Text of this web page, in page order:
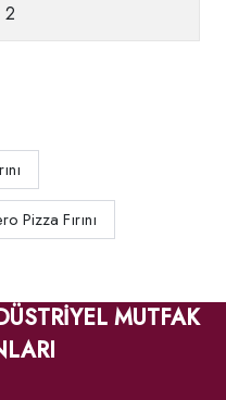
2
Pizza Fırını
MUTFAK